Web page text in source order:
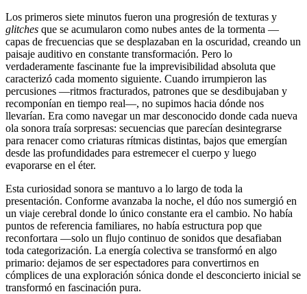
Los primeros siete minutos fueron una progresión de texturas y
glitches que se acumularon como nubes antes de la tormenta —
capas de frecuencias que se desplazaban en la oscuridad, creando un
paisaje auditivo en constante transformación. Pero lo
verdaderamente fascinante fue la imprevisibilidad absoluta que
caracterizó cada momento siguiente. Cuando irrumpieron las
percusiones —ritmos fracturados, patrones que se desdibujaban y
recomponían en tiempo real—, no supimos hacia dónde nos
llevarían. Era como navegar un mar desconocido donde cada nueva
ola sonora traía sorpresas: secuencias que parecían desintegrarse
para renacer como criaturas rítmicas distintas, bajos que emergían
desde las profundidades para estremecer el cuerpo y luego
evaporarse en el éter.
Esta curiosidad sonora se mantuvo a lo largo de toda la
presentación. Conforme avanzaba la noche, el dúo nos sumergió en
un viaje cerebral donde lo único constante era el cambio. No había
puntos de referencia familiares, no había estructura pop que
reconfortara —solo un flujo continuo de sonidos que desafiaban
toda categorización. La energía colectiva se transformó en algo
primario: dejamos de ser espectadores para convertirnos en
cómplices de una exploración sónica donde el desconcierto inicial se
transformó en fascinación pura.